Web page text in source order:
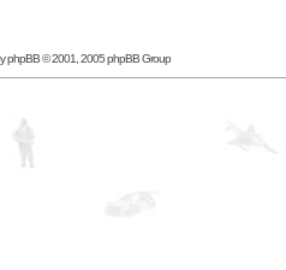
phpBB© 2001, 2005 phpBB Group